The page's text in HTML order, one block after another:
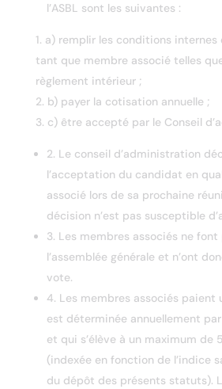
l’ASBL sont les suivantes :
a) remplir les conditions internes
tant que membre associé telles
règlement intérieur ;
b) payer la cotisation annuelle ;
c) être accepté par le Conseil
2. Le conseil d’administration
l’acceptation du candidat en
associé lors de sa prochaine
décision n’est pas susceptible
3. Les membres associés ne
l’assemblée générale et n’ont
vote.
4. Les membres associés paient
est déterminée annuellement
et qui s’élève à un maximum de
(indexée en fonction de l’indice
du dépôt des présents statuts).